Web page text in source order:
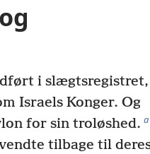
i slægtsregistret,
Israels Konger. Og
for sin troløshed. a
tilbage til